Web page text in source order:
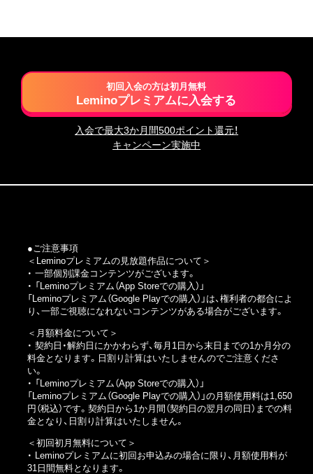
初回入会の方は初月無料
Leminoプレミアムに入会する
入会で最大3か月間500ポイント還元！
キャンペーン実施中
●ご注意事項
＜Leminoプレミアムの見放題作品について＞
・ 一部個別課金コンテンツがございます。
・ 「Leminoプレミアム（App Storeでの購入）」
「Leminoプレミアム（Google Playでの購入）」 は、権利者の都合によ
り、一部ご視聴になれないコンテンツがある場合がございます。
＜月額料金について＞
・ 契約日・解約日にかかわらず、毎月1日から末日までの1か月分の
料金となります。日割り計算はいたしませんのでご注意くださ
い。
・ 「Leminoプレミアム（App Storeでの購入）」
「Leminoプレミアム（Google Playでの購入）」の月額使用料は1,650
円（税込）です。契約日から1か月間（契約日の翌月の同日）までの料
金となり、日割り計算はいたしません。
＜初回初月無料について＞
・ Leminoプレミアムに初回お申込みの場合に限り、月額使用料が
31日間無料となります。